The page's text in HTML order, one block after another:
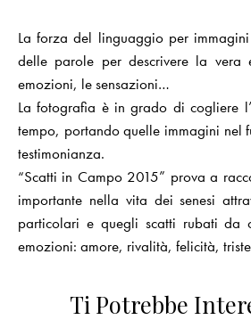
La forza del linguaggio per
delle parole per descrivere la vera
emozioni, le sensazioni…
La fotografia è in grado di cogliere
tempo, portando quelle immagini nel
testimonianza.
“Scatti in Campo 2015” prova a
importante nella vita dei senesi
particolari e quegli scatti rubati da
emozioni: amore, rivalità, felicità,
Ti Potrebbe